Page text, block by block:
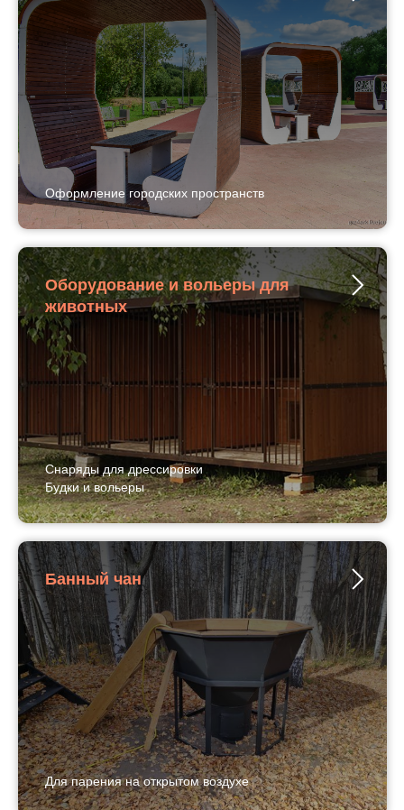
Оформление городских пространств
Оборудование и вольеры для
животных
Снаряды для дрессировки
Будки и вольеры
Банный чан
Для парения на открытом воздухе